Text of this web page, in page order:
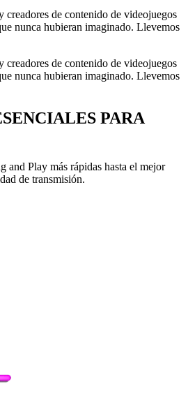
creadores de contenido de videojuegos
nunca hubieran imaginado. Llevemos
creadores de contenido de videojuegos
nunca hubieran imaginado. Llevemos
PARA
and Play más rápidas hasta el mejor
de transmisión.